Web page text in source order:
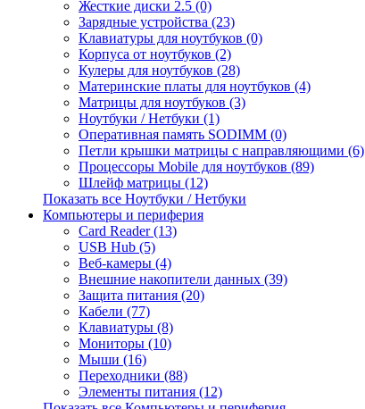
Жесткие диски 2.5 (0)
Зарядные устройства (23)
Клавиатуры для ноутбуков (0)
Корпуса от ноутбуков (2)
Кулеры для ноутбуков (28)
Материнские платы для ноутбуков (4)
Матрицы для ноутбуков (3)
Ноутбуки / Нетбуки (1)
Оперативная память SODIMM (0)
Петли крышки матрицы с направляющими (6)
Процессоры Mobile для ноутбуков (89)
Шлейф матрицы (12)
Показать все Ноутбуки / Нетбуки
Компьютеры и периферия
Card Reader (13)
USB Hub (5)
Веб-камеры (4)
Внешние накопители данных (39)
Защита питания (20)
Кабели (77)
Клавиатуры (8)
Мониторы (10)
Мыши (16)
Переходники (88)
Элементы питания (12)